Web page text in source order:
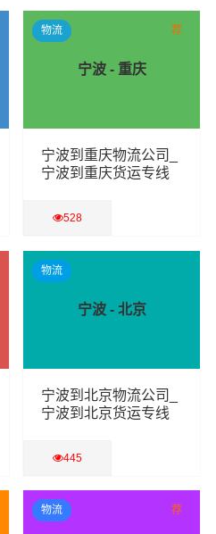
查看详细
宁波 - 重庆
宁波到重庆物流公司_
宁波到重庆货运专线
528
查看详细
物流 荐
宁波 - 北京
宁波到北京物流公司_
宁波到北京货运专线
445
查看详细
物流
物流 荐